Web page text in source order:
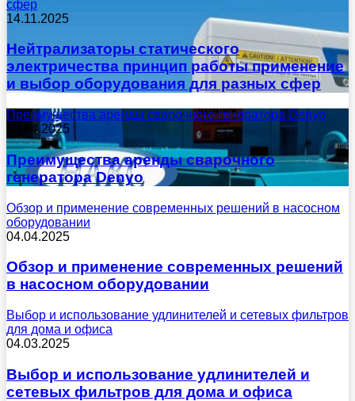
сфер
14.11.2025
Нейтрализаторы статического
электричества принцип работы применение
и выбор оборудования для разных сфер
Преимущества аренды сварочного генератора Denyo
18.04.2025
Преимущества аренды сварочного
генератора Denyo
Обзор и применение современных решений в насосном
оборудовании
04.04.2025
Обзор и применение современных решений
в насосном оборудовании
Выбор и использование удлинителей и сетевых фильтров
для дома и офиса
04.03.2025
Выбор и использование удлинителей и
сетевых фильтров для дома и офиса